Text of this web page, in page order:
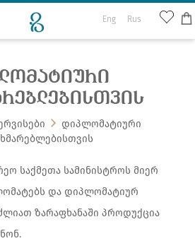
Eng Rus
დიპლომატიური
საქმეთა სამინისტროს მიერ
და დიპლომატიურ
ზარაფხანაში პროდუქცია